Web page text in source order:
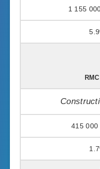
1 155
415 000